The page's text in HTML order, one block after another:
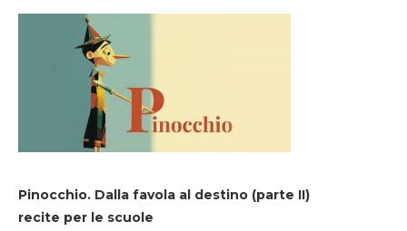
Pinocchio. Dalla favola al destino (parte II)
recite per le scuole